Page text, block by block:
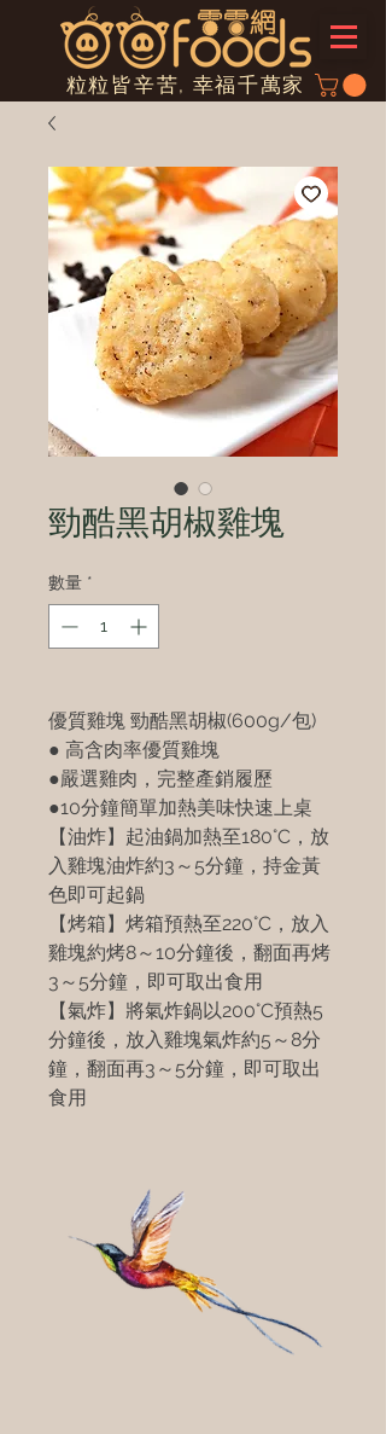
粒粒皆辛苦, 幸福千萬家
勁酷黑胡椒雞塊
數量 *
優質雞塊 勁酷黑胡椒(600g/包)
● 高含肉率優質雞塊
●嚴選雞肉，完整產銷履歷
●10分鐘簡單加熱美味快速上桌
【油炸】起油鍋加熱至180°C，放
入雞塊油炸約3～5分鐘，持金黃
色即可起鍋
【烤箱】烤箱預熱至220°C，放入
雞塊約烤8～10分鐘後，翻面再烤
3～5分鐘，即可取出食用
【氣炸】將氣炸鍋以200°C預熱5
分鐘後，放入雞塊氣炸約5～8分
鐘，翻面再3～5分鐘，即可取出
食用